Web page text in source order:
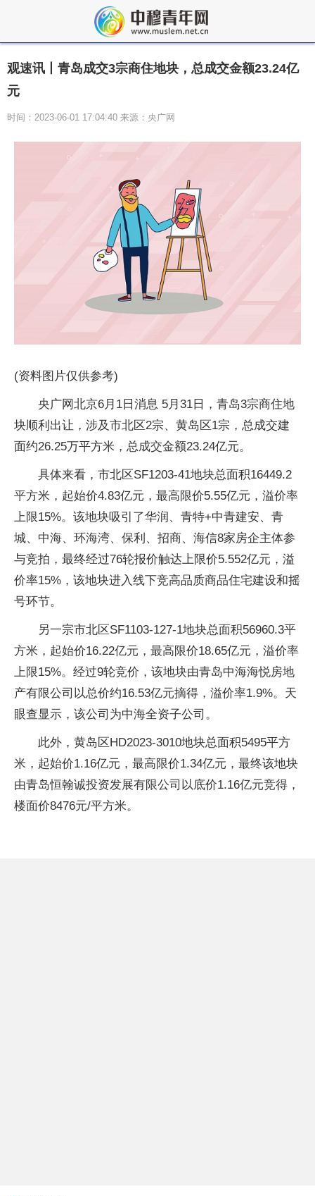
观速讯丨青岛成交3宗商住地块，总成交金额23.24亿
元
时间：2023-06-01 17:04:40 来源：央广网
(资料图片仅供参考)
央广网北京6月1日消息 5月31日，青岛3宗商住地
块顺利出让，涉及市北区2宗、黄岛区1宗，总成交建
面约26.25万平方米，总成交金额23.24亿元。
具体来看，市北区SF1203-41地块总面积16449.2
平方米，起始价4.83亿元，最高限价5.55亿元，溢价率
上限15%。该地块吸引了华润、青特+中青建安、青
城、中海、环海湾、保利、招商、海信8家房企主体参
与竞拍，最终经过76轮报价触达上限价5.552亿元，溢
价率15%，该地块进入线下竞高品质商品住宅建设和摇
号环节。
另一宗市北区SF1103-127-1地块总面积56960.3平
方米，起始价16.22亿元，最高限价18.65亿元，溢价率
上限15%。经过9轮竞价，该地块由青岛中海海悦房地
产有限公司以总价约16.53亿元摘得，溢价率1.9%。天
眼查显示，该公司为中海全资子公司。
此外，黄岛区HD2023-3010地块总面积5495平方
米，起始价1.16亿元，最高限价1.34亿元，最终该地块
由青岛恒翰诚投资发展有限公司以底价1.16亿元竞得，
楼面价8476元/平方米。